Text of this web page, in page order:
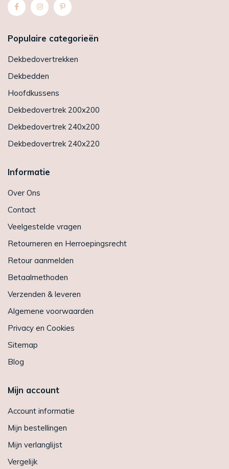
Populaire categorieën
Dekbedovertrekken
Dekbedden
Hoofdkussens
Dekbedovertrek 200x200
Dekbedovertrek 240x200
Dekbedovertrek 240x220
Informatie
Over Ons
Contact
Veelgestelde vragen
Retourneren en Herroepingsrecht
Retour aanmelden
Betaalmethoden
Verzenden & leveren
Algemene voorwaarden
Privacy en Cookies
Sitemap
Blog
Mijn account
Account informatie
Mijn bestellingen
Mijn verlanglijst
Vergelijk